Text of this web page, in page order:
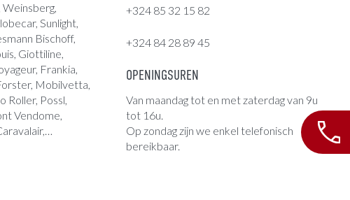
Weinsberg,
Sunlight,
Bischoff,
Giottiline,
Frankia,
Mobilvetta,
Roller, Possl,
Vendome,
+324 85 32 15 82
+324 84 28 89 45
OPENINGSUREN
Van maandag tot en met zaterdag van 9u
tot 16u.
Op zondag zijn we enkel telefonisch
bereikbaar.